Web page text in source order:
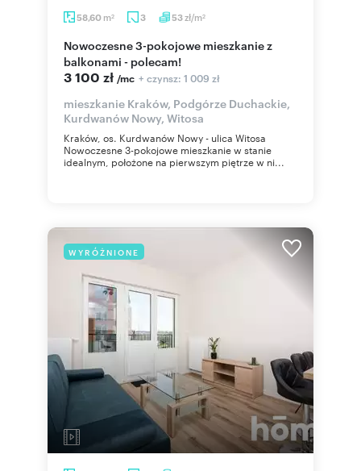
58,60 m2 3 53zł/m2
Nowoczesne 3-pokojowe mieszkanie z
balkonami - polecam!
3 100 zł /mc + czynsz: 1 009 zł
mieszkanie Kraków, Podgórze Duchackie,
Kurdwanów Nowy, Witosa
Kraków, os. Kurdwanów Nowy - ulica Witosa
Nowoczesne 3-pokojowe mieszkanie w stanie
idealnym, położone na pierwszym piętrze w ni...
WYRÓŻNIONE